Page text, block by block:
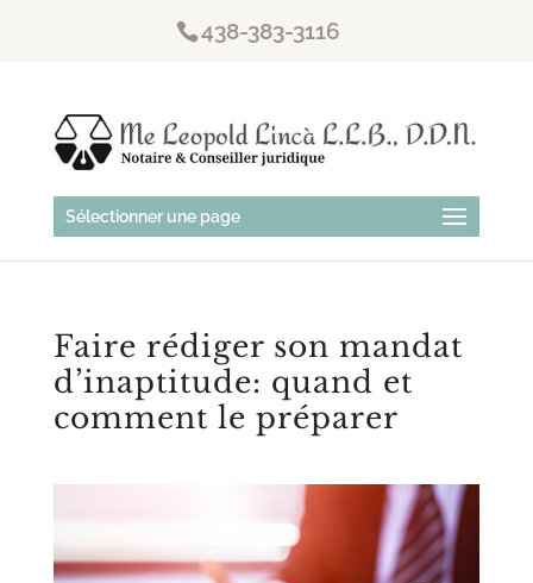
438-383-3116
Sélectionner une page
Faire rédiger son mandat
d’inaptitude: quand et
comment le préparer